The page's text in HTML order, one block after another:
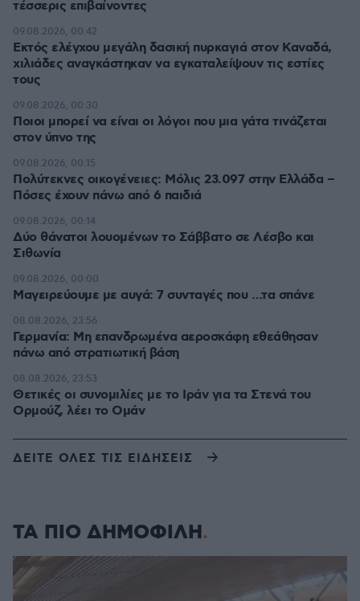
τέσσερις επιβαίνοντες
Εκτός ελέγχου μεγάλη δασική πυρκαγιά στον Καναδά,
χιλιάδες αναγκάστηκαν να εγκαταλείψουν τις εστίες
τους
09.08.2026, 00:42
Ποιοι μπορεί να είναι οι λόγοι που μια γάτα τινάζεται
στον ύπνο της
09.08.2026, 00:30
Πολύτεκνες οικογένειες: Μόλις 23.097 στην Ελλάδα –
Πόσες έχουν πάνω από 6 παιδιά
09.08.2026, 00:15
Δύο θάνατοι λουομένων το Σάββατο σε Λέσβο και
Σιθωνία
09.08.2026, 00:14
Μαγειρεύουμε με αυγά: 7 συνταγές που …τα σπάνε
09.08.2026, 00:00
Γερμανία: Μη επανδρωμένα αεροσκάφη εθεάθησαν
πάνω από στρατιωτική βάση
08.08.2026, 23:56
Θετικές οι συνομιλίες με το Ιράν για τα Στενά του
Ορμούζ, λέει το Ομάν
08.08.2026, 23:53
ΔΕΙΤΕ ΟΛΕΣ ΤΙΣ ΕΙΔΗΣΕΙΣ
ΤΑ ΠΙΟ ΔΗΜΟΦΙΛΗ